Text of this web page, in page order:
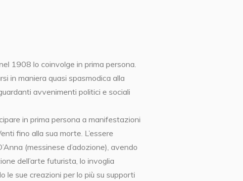
1908 lo coinvolge in prima persona.
in maniera quasi spasmodica alla
avvenimenti politici e sociali
in prima persona a manifestazioni
fino alla sua morte. L’essere
(messinese d’adozione), avendo
dell’arte futurista, lo invoglia
le sue creazioni per lo più su supporti